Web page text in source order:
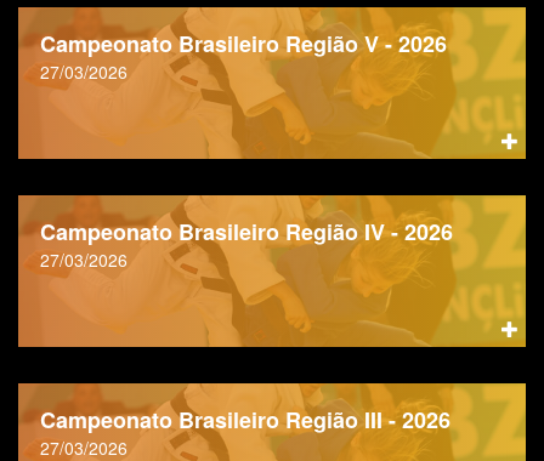
Campeonato Brasileiro Região V - 2026
27/03/2026
Campeonato Brasileiro Região IV - 2026
27/03/2026
Campeonato Brasileiro Região III - 2026
27/03/2026